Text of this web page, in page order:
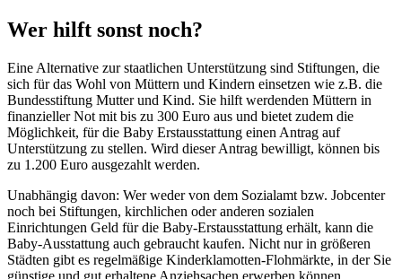
Wer hilft sonst noch?
Eine Alternative zur staatlichen Unterstützung sind Stiftungen, die
sich für das Wohl von Müttern und Kindern einsetzen wie z.B. die
Bundesstiftung Mutter und Kind. Sie hilft werdenden Müttern in
finanzieller Not mit bis zu 300 Euro aus und bietet zudem die
Möglichkeit, für die Baby Erstausstattung einen Antrag auf
Unterstützung zu stellen. Wird dieser Antrag bewilligt, können bis
zu 1.200 Euro ausgezahlt werden.
Unabhängig davon: Wer weder von dem Sozialamt bzw. Jobcenter
noch bei Stiftungen, kirchlichen oder anderen sozialen
Einrichtungen Geld für die Baby-Erstausstattung erhält, kann die
Baby-Ausstattung auch gebraucht kaufen. Nicht nur in größeren
Städten gibt es regelmäßige Kinderklamotten-Flohmärkte, in der Sie
günstige und gut erhaltene Anziehsachen erwerben können.